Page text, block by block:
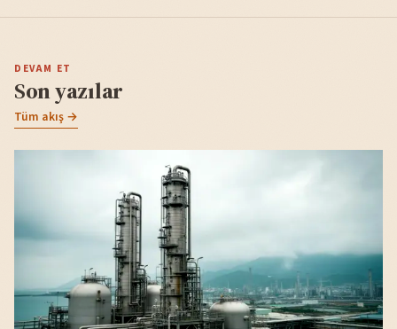
DEVAM ET
Son yazılar
Tüm akış →